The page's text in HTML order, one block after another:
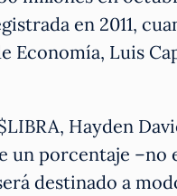
en 2011,
Economía, Luis
Hayden
un porcentaje –no
destinado a